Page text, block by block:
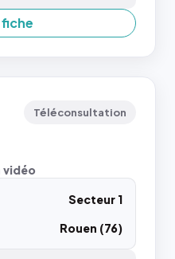
fiche
Téléconsultation
vidéo
Secteur 1
Rouen (76)